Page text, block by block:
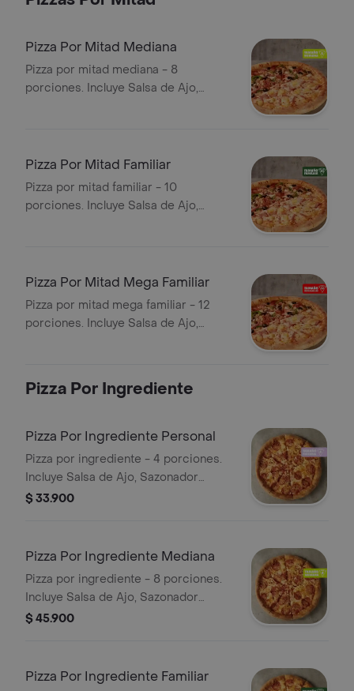
Pizza Por Mitad Mediana
Pizza por mitad mediana - 8
porciones. Incluye Salsa de Ajo,
Pizza Por Mitad Familiar
Pizza por mitad familiar - 10
porciones. Incluye Salsa de Ajo,
Pizza Por Mitad Mega Familiar
Pizza por mitad mega familiar - 12
porciones. Incluye Salsa de Ajo,
Pizza Por Ingrediente
Pizza Por Ingrediente Personal
Pizza por ingrediente - 4 porciones.
Incluye Salsa de Ajo, Sazonador
Pimienta Roja y Pepperoncini.
$ 33.900
Pizza Por Ingrediente Mediana
Pizza por ingrediente - 8 porciones.
Incluye Salsa de Ajo, Sazonador
Pimienta Roja y Pepperoncini.
$ 45.900
Pizza Por Ingrediente Familiar